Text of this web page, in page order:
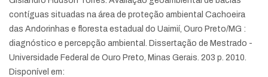
contíguas situadas na área de proteção ambiental Cachoeira
das Andorinhas e floresta estadual do Uaimií, Ouro Preto/MG :
diagnóstico e percepção ambiental. Dissertação de Mestrado -
Universidade Federal de Ouro Preto, Minas Gerais. 203 p. 2010.
Disponível em: